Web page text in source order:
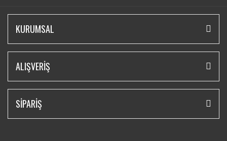
KURUMSAL
ALIŞVERİŞ
SİPARİŞ